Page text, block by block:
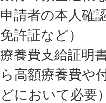
申請者の本人確
免許証など）
療養費支給証明
ら高額療養費や
どにおいて必要）